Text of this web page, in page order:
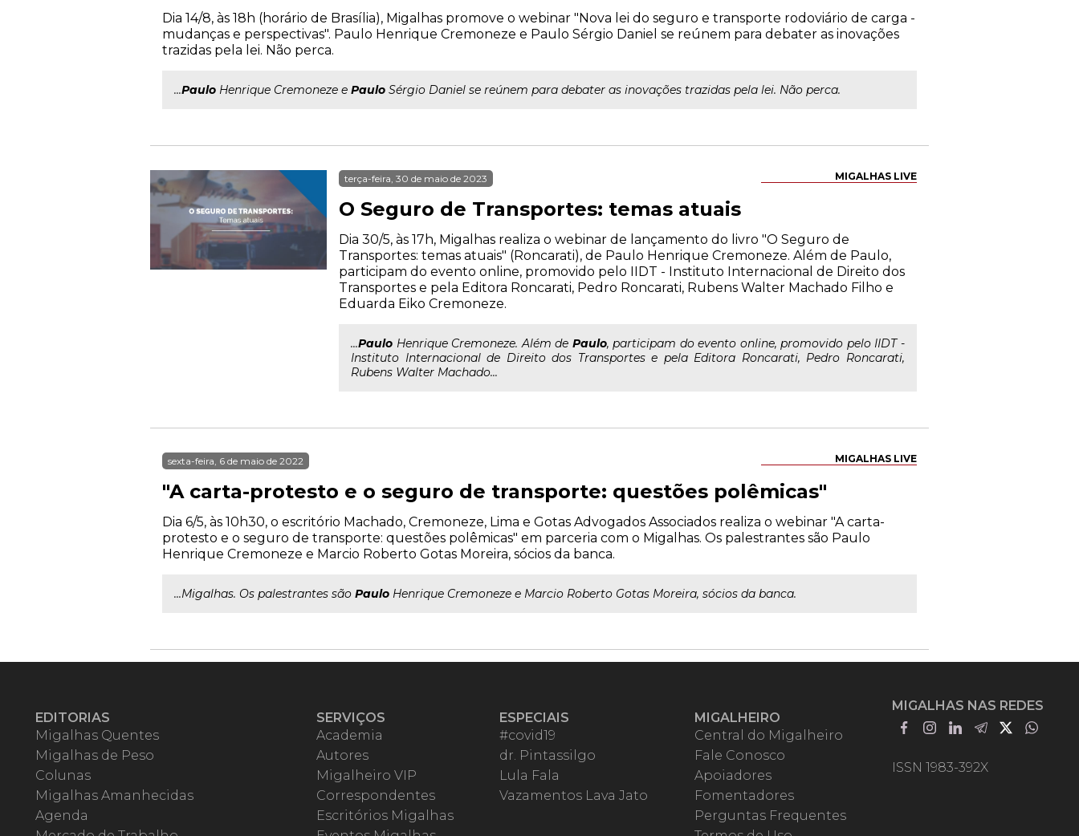
Dia 14/8, às 18h (horário de Brasília), Migalhas promove o webinar "Nova lei do seguro e transporte rodoviário de carga -
mudanças e perspectivas". Paulo Henrique Cremoneze e Paulo Sérgio Daniel se reúnem para debater as inovações
trazidas pela lei. Não perca.
...Paulo Henrique Cremoneze e Paulo Sérgio Daniel se reúnem para debater as inovações trazidas pela lei. Não perca.
MIGALHAS LIVE
terça-feira, 30 de maio de 2023
O Seguro de Transportes: temas atuais
Dia 30/5, às 17h, Migalhas realiza o webinar de lançamento do livro "O Seguro de
Transportes: temas atuais" (Roncarati), de Paulo Henrique Cremoneze. Além de Paulo,
participam do evento online, promovido pelo IIDT - Instituto Internacional de Direito dos
Transportes e pela Editora Roncarati, Pedro Roncarati, Rubens Walter Machado Filho e
Eduarda Eiko Cremoneze.
...Paulo Henrique Cremoneze. Além de Paulo, participam do evento online, promovido pelo IIDT -
Instituto Internacional de Direito dos Transportes e pela Editora Roncarati, Pedro Roncarati,
Rubens Walter Machado...
MIGALHAS LIVE
sexta-feira, 6 de maio de 2022
"A carta-protesto e o seguro de transporte: questões polêmicas"
Dia 6/5, às 10h30, o escritório Machado, Cremoneze, Lima e Gotas Advogados Associados realiza o webinar "A carta-
protesto e o seguro de transporte: questões polêmicas" em parceria com o Migalhas. Os palestrantes são Paulo
Henrique Cremoneze e Marcio Roberto Gotas Moreira, sócios da banca.
...Migalhas. Os palestrantes são Paulo Henrique Cremoneze e Marcio Roberto Gotas Moreira, sócios da banca.
EDITORIAS
Migalhas Quentes
Migalhas de Peso
Colunas
Migalhas Amanhecidas
Agenda
SERVIÇOS
Academia
Autores
Migalheiro VIP
Correspondentes
Escritórios Migalhas
ESPECIAIS
#covid19
dr. Pintassilgo
Lula Fala
Vazamentos Lava Jato
MIGALHEIRO
Central do Migalheiro
Fale Conosco
Apoiadores
Fomentadores
Perguntas Frequentes
MIGALHAS NAS REDES
ISSN 1983-392X